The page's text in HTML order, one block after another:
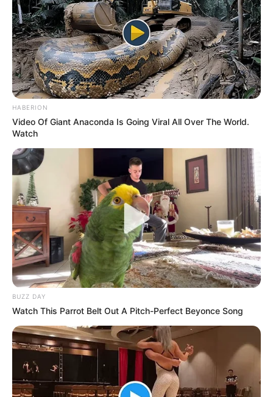
HABERION
Video Of Giant Anaconda Is Going Viral All Over The World.
Watch
BUZZ DAY
Watch This Parrot Belt Out A Pitch-Perfect Beyonce Song